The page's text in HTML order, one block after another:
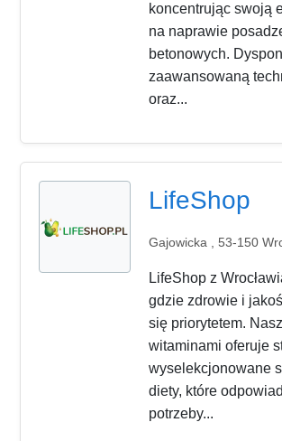
koncentrując swoją
na naprawie
betonowych.
zaawansowaną
oraz...
LifeShop
Gajowicka , 53-150
LifeShop z
gdzie zdrowie i
się priorytetem.
witaminami oferuje
wyselekcjonowane
diety, które
potrzeby...